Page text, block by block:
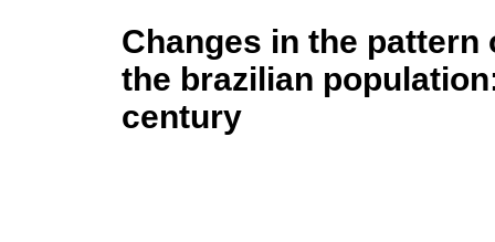
Changes in the
the brazilian
century